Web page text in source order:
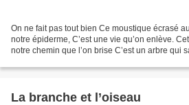
On ne fait pas tout bien Ce moustique écrasé
notre épiderme, C’est une vie qu’on enlève.
notre chemin que l’on brise C’est un arbre qui
La branche et l’oiseau